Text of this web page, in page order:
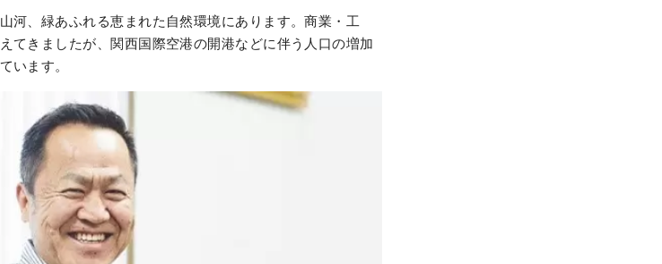
河、緑あふれる恵まれた自然環境にあります。商業・工
てきましたが、関西国際空港の開港などに伴う人口の増加
います。